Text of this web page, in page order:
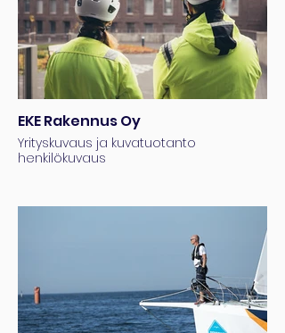
EKE Rakennus Oy
Yrityskuvaus ja kuvatuotanto
henkilökuvaus